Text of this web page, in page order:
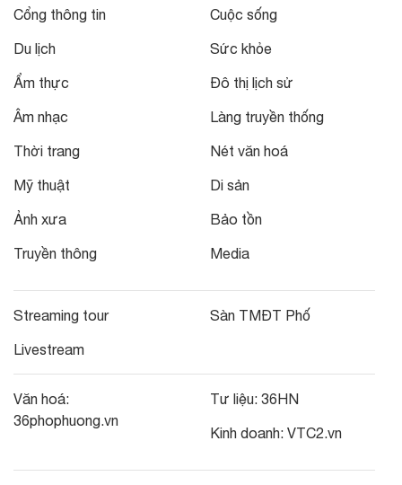
Cổng thông tin
Du lịch
Ẩm thực
Âm nhạc
Thời trang
Mỹ thuật
Ảnh xưa
Truyền thông
Cuộc sống
Sức khỏe
Đô thị lịch sử
Làng truyền thống
Nét văn hoá
Di sản
Bảo tồn
Media
Streaming tour
Livestream
Sàn TMĐT Phố
Văn hoá:
36phophuong.vn
Tư liệu: 36HN
Kinh doanh: VTC2.vn